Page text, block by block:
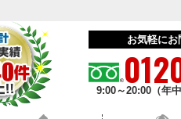
お気軽に
9:00～20:00（年中